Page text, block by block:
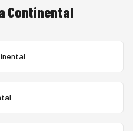
Continental